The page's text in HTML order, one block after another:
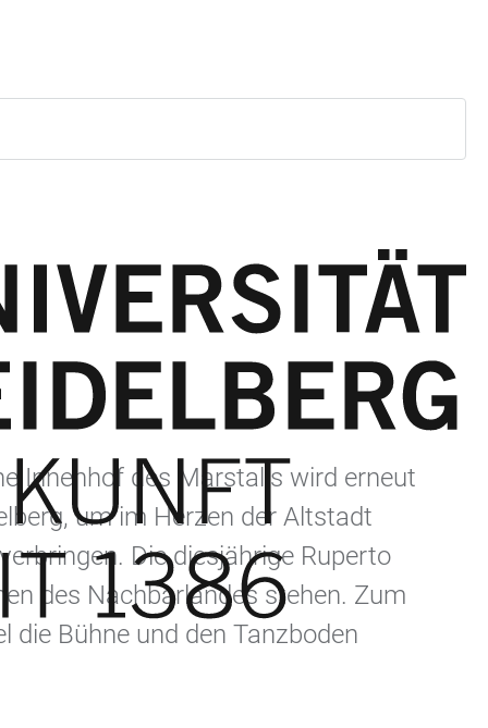
Innenhof des Marstalls wird erneut
um im Herzen der Altstadt
Die diesjährige Ruperto
des Nachbarlandes stehen. Zum
die Bühne und den Tanzboden